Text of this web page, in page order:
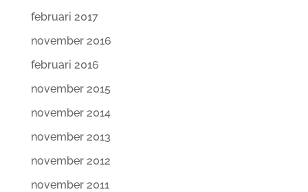
februari 2017
november 2016
februari 2016
november 2015
november 2014
november 2013
november 2012
november 2011